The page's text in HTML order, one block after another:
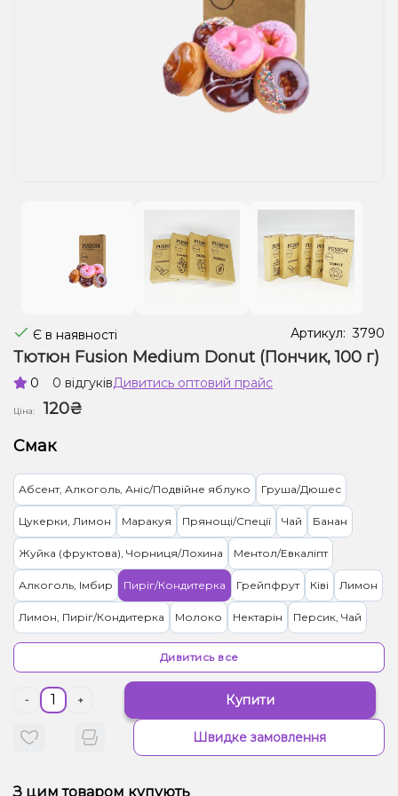
Рідини для електронних сигарет
Подарункові набори
Є в наявності Артикул: 3790
Тютюн Fusion Medium Donut (Пончик, 100 г)
0 0 відгуківДивитись оптовий прайс
Ціна:
120₴
Смак
Абсент, Алкоголь, Аніс/Подвійне яблуко Груша/Дюшес
Цукерки, Лимон Маракуя Прянощі/Спеції Чай Банан
Жуйка (фруктова), Чорниця/Лохина Ментол/Евкаліпт
Алкоголь, Імбир Пиріг/Кондитерка Грейпфрут Ківі Лимон
Лимон, Пиріг/Кондитерка Молоко Нектарін Персик, Чай
Банан, Лід/Холодок Лід/Холодок, Мандарин
Лід/Холодок, Маракуя
Грейпфрут, Льод/Холодок Виноград, Лід/Холодок, Лимонад
Дивитись все
- + Купити
Швидке замовлення
З цим товаром купують